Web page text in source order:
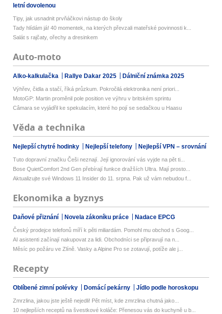
letní dovolenou
Tipy, jak usnadnit prvňáčkovi nástup do školy
Tady hlídám já! 40 momentek, na kterých převzali mateřské povinnosti k...
Salát s rajčaty, ořechy a dresinkem
Auto-moto
Alko-kalkulačka Rallye Dakar 2025 Dálniční známka 2025
Výhřev, čidla a stačí, říká průzkum. Pokročilá elektronika není priori...
MotoGP: Martin proměnil pole position ve výhru v britském sprintu
Câmara se vyjádřil ke spekulacím, které ho pojí se sedačkou u Haasu
Věda a technika
Nejlepší chytré hodinky Nejlepší telefony Nejlepší VPN – srovnání
Tuto dopravní značku Češi neznají. Její ignorování vás vyjde na pět ti...
Bose QuietComfort 2nd Gen přebírají funkce dražších Ultra. Mají prosto...
Aktualizujte své Windows 11 Insider do 11. srpna. Pak už vám nebudou f...
Ekonomika a byznys
Daňové přiznání Novela zákoníku práce Nadace EPCG
Český prodejce telefonů míří k pěti miliardám. Pomohl mu obchod s Goog...
AI asistenti začínají nakupovat za lidi. Obchodníci se připravují na n...
Měsíc po požáru ve Zlíně. Vasky a Alpine Pro se zotavují, potíže ale j...
Recepty
Oblíbené zimní polévky Domácí pekárny Jídlo podle horoskopu
Zmrzlina, jakou jste ještě nejedli! Pět míst, kde zmrzlina chutná jako...
10 nejlepších receptů na švestkové koláče: Přenesou vás do kuchyně u b...